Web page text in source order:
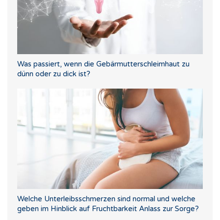
Was passiert, wenn die Gebärmutterschleimhaut zu
dünn oder zu dick ist?
Welche Unterleibsschmerzen sind normal und welche
geben im Hinblick auf Fruchtbarkeit Anlass zur Sorge?